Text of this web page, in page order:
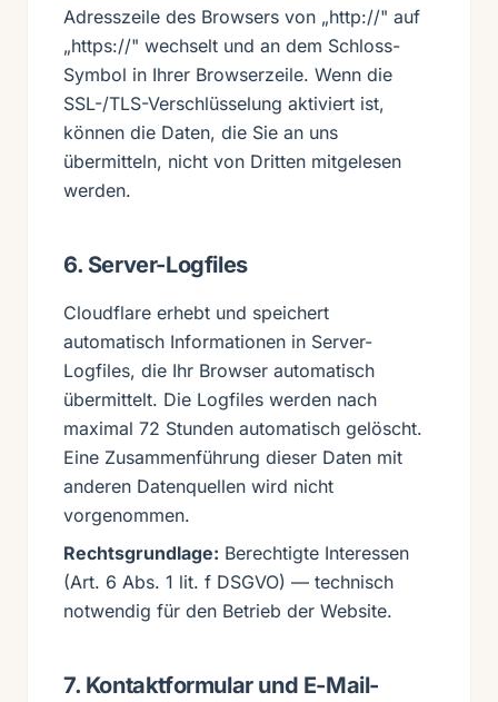
Adresszeile des Browsers von „http://" auf
„https://" wechselt und an dem Schloss-
Symbol in Ihrer Browserzeile. Wenn die
SSL-/TLS-Verschlüsselung aktiviert ist,
können die Daten, die Sie an uns
übermitteln, nicht von Dritten mitgelesen
werden.
6. Server-Logfiles
Cloudflare erhebt und speichert
automatisch Informationen in Server-
Logfiles, die Ihr Browser automatisch
übermittelt. Die Logfiles werden nach
maximal 72 Stunden automatisch gelöscht.
Eine Zusammenführung dieser Daten mit
anderen Datenquellen wird nicht
vorgenommen.
Rechtsgrundlage: Berechtigte Interessen
(Art. 6 Abs. 1 lit. f DSGVO) — technisch
notwendig für den Betrieb der Website.
7. Kontaktformular und E-Mail-